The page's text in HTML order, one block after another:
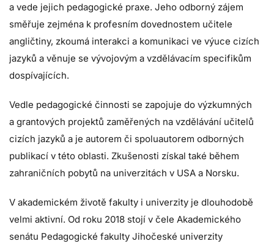
a vede jejich pedagogické praxe. Jeho odborný zájem
směřuje zejména k profesním dovednostem učitele
angličtiny, zkoumá interakci a komunikaci ve výuce cizích
jazyků a věnuje se vývojovým a vzdělávacím specifikům
dospívajících.
Vedle pedagogické činnosti se zapojuje do výzkumných
a grantových projektů zaměřených na vzdělávání učitelů
cizích jazyků a je autorem či spoluautorem odborných
publikací v této oblasti. Zkušenosti získal také během
zahraničních pobytů na univerzitách v USA a Norsku.
V akademickém životě fakulty i univerzity je dlouhodobě
velmi aktivní. Od roku 2018 stojí v čele Akademického
senátu Pedagogické fakulty Jihočeské univerzity